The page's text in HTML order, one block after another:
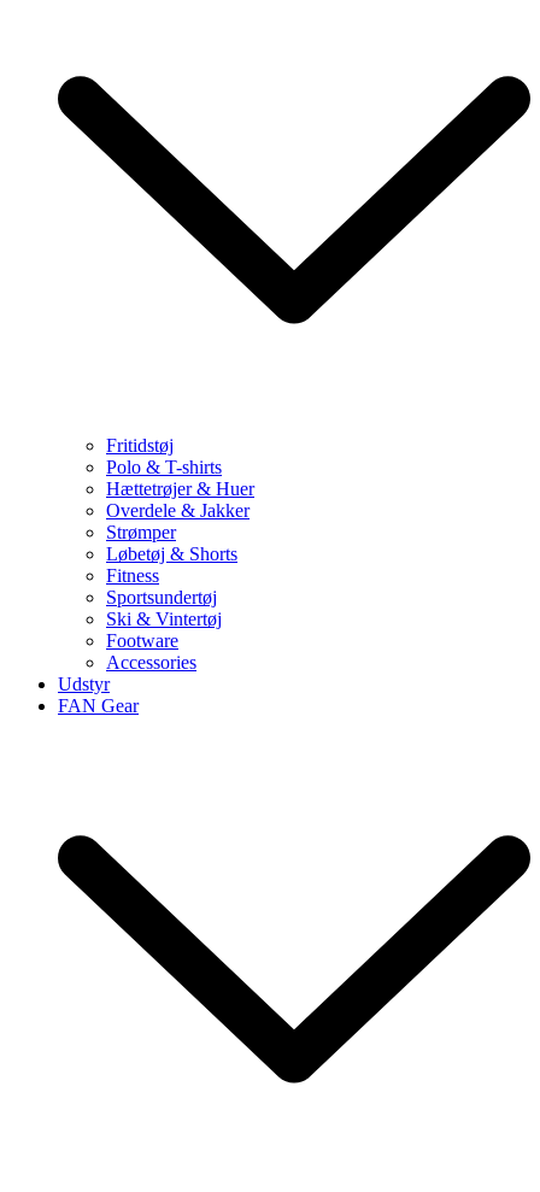
Fritidstøj
Polo & T-shirts
Hættetrøjer & Huer
Overdele & Jakker
Strømper
Løbetøj & Shorts
Fitness
Sportsundertøj
Ski & Vintertøj
Footware
Accessories
Udstyr
FAN Gear